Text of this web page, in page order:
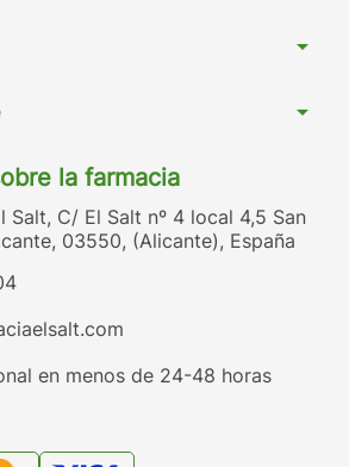
arrow_drop_down
arrow_drop_down
la farmacia
Salt, C/ El Salt nº 4 local 4,5 San
03550, (Alicante), España
en menos de 24-48 horas